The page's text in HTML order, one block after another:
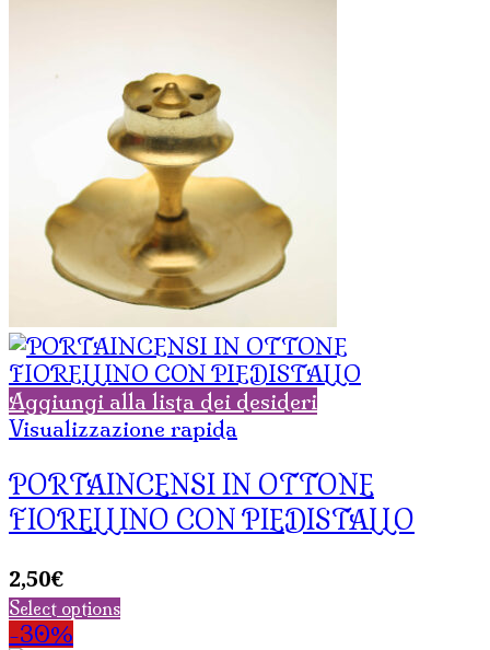
Aggiungi alla lista dei desideri
Visualizzazione rapida
PORTAINCENSI IN OTTONE
FIORELLINO CON PIEDISTALLO
2,50€
Select options
-30%